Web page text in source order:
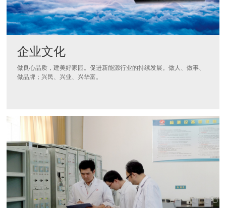
企业文化
做良心品质，建美好家园。促进新能源行业的持续发展。做人、做事、
做品牌；兴民、兴业、兴华富。